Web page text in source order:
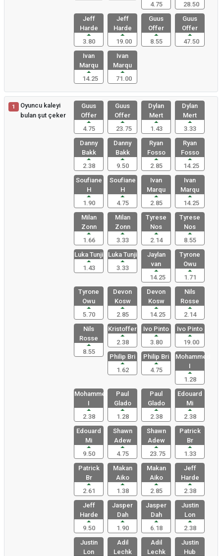
4.75
28.50
Jeff
Harde
3.80
Jeff
Harde
19.00
Guus
Offer
8.55
Guus
Offer
47.50
Ivan
Marqu
14.25
Ivan
Marqu
71.00
1
Oyuncu kaleyi
bulan şut çeker
Guus
Offer
4.75
Guus
Offer
23.75
Dylan
Mert
1.43
Dylan
Mert
3.33
Danny
Bakk
2.38
Danny
Bakk
9.50
Ryan
Fosso
2.85
Ryan
Fosso
14.25
Soufiane
H
1.90
Soufiane
H
4.75
Ivan
Marqu
2.85
Ivan
Marqu
14.25
Milan
Zonn
1.66
Milan
Zonn
3.33
Tyrese
Nos
2.14
Tyrese
Nos
8.55
Luka Tunji
1.43
Luka Tunji
3.33
Jaylan
van
14.25
Tyrone
Owu
1.71
Tyrone
Owu
5.70
Devon
Kosw
2.85
Devon
Kosw
14.25
Nils
Rosse
2.14
Nils
Rosse
8.55
Kristoffer
2.38
Ivo Pinto
3.80
Ivo Pinto
19.00
Philip Bri
1.62
Philip Bri
4.75
Mohammed
I
1.28
Mohammed
I
2.38
Paul
Glado
1.28
Paul
Glado
2.38
Edouard
Mi
2.38
Edouard
Mi
9.50
Shawn
Adew
4.75
Shawn
Adew
23.75
Patrick
Br
1.33
Patrick
Br
2.61
Makan
Aiko
1.38
Makan
Aiko
2.85
Jeff
Harde
2.38
Jeff
Harde
9.50
Jasper
Dah
1.90
Jasper
Dah
6.18
Justin
Lon
2.38
Justin
Lon
Adil
Lechk
Adil
Lechk
Justin
Hub